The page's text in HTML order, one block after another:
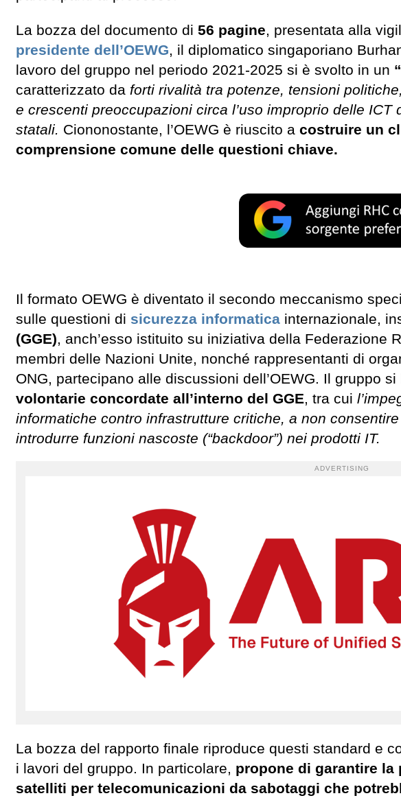
La bozza del documento di 56 pagine, presentata alla
presidente dell’OEWG, il diplomatico singaporiano
lavoro del gruppo nel periodo 2021-2025 si è svolto in un
caratterizzato da forti rivalità tra potenze, tensioni
e crescenti preoccupazioni circa l’uso improprio delle
statali. Ciononostante, l’OEWG è riuscito a costruire un
comprensione comune delle questioni chiave.
Il formato OEWG è diventato il secondo meccanismo
sulle questioni di sicurezza informatica internazionale,
(GGE), anch’esso istituito su iniziativa della Federazione
membri delle Nazioni Unite, nonché rappresentanti di
ONG, partecipano alle discussioni dell’OEWG. Il gruppo si
volontarie concordate all’interno del GGE, tra cui
informatiche contro infrastrutture critiche, a non
introdurre funzioni nascoste (“backdoor”) nei prodotti IT.
ADVERTISING
La bozza del rapporto finale riproduce questi standard e
i lavori del gruppo. In particolare, propone di garantire la
satelliti per telecomunicazioni da sabotaggi che